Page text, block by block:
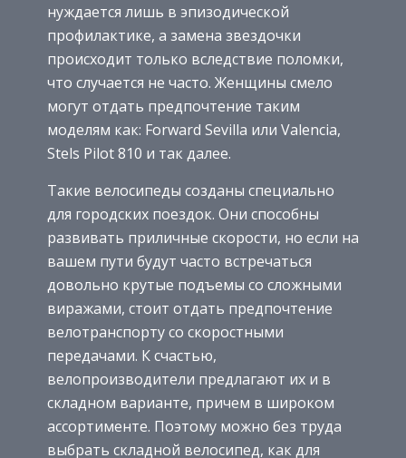
нуждается лишь в эпизодической
профилактике, а замена звездочки
происходит только вследствие поломки,
что случается не часто. Женщины смело
могут отдать предпочтение таким
моделям как: Forward Sevilla или Valencia,
Stels Pilot 810 и так далее.
Такие велосипеды созданы специально
для городских поездок. Они способны
развивать приличные скорости, но если на
вашем пути будут часто встречаться
довольно крутые подъемы со сложными
виражами, стоит отдать предпочтение
велотранспорту со скоростными
передачами. К счастью,
велопроизводители предлагают их и в
складном варианте, причем в широком
ассортименте. Поэтому можно без труда
выбрать складной велосипед, как для